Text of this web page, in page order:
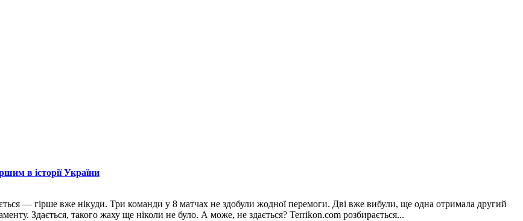
в історії України
— гірше вже нікуди. Три команди у 8 матчах не здобули жодної перемоги. Дві вже вибули, ще одна отримала другий
Здається, такого жаху ще ніколи не було. А може, не здається? Terrikon.com розбирається...